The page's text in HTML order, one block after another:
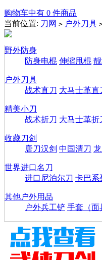
购物车中有 0 件商品
当前位置: 刀网 > 户外刀具
野外防身
防身电棍 伸缩甩棍
户外刀具
战术直刀 大马士革直
精美小刀
战术折刀 大马士革折
收藏刀剑
唐刀汉剑 中国清刀
世界进口名刀
进口尼泊尔刀 卡巴系
其他户外用品
户外兵工铲 手套（面